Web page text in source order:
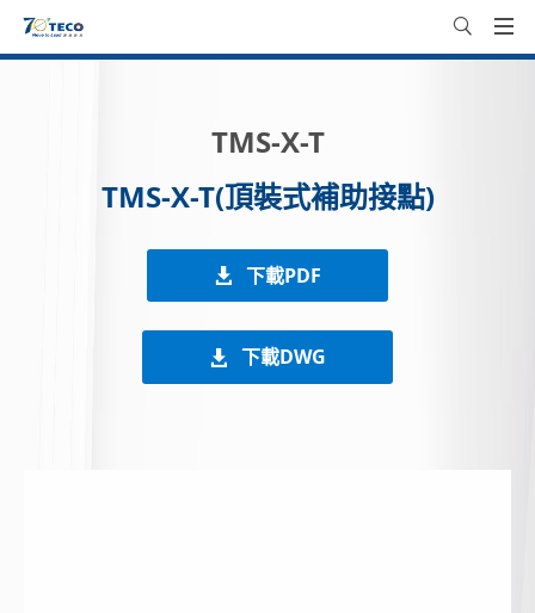
TMS-X-T
TMS-X-T(頂裝式補助接點)
下載PDF
下載DWG